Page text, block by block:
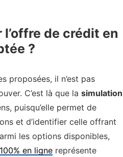
de crédit en
?
proposées, il n’est pas
C’est là que la simulation
puisqu’elle permet de
et d’identifier celle offrant
les options disponibles,
en ligne représente